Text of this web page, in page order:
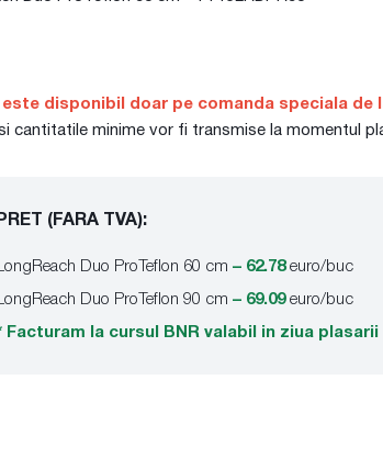
este disponibil doar pe comanda speciala de
cantitatile minime vor fi transmise la momentul
PRET (FARA TVA):
Duo ProTeflon 60 cm – 62.78euro/buc
Duo ProTeflon 90 cm – 69.09euro/buc
Facturam la cursul BNR valabil in ziua